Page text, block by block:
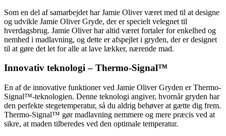
Som en del af samarbejdet har Jamie Oliver været med til at designe
og udvikle Jamie Oliver Gryde, der er specielt velegnet til
hverdagsbrug. Jamie Oliver har altid været fortaler for enkelhed og
nemhed i madlavning, og dette er afspejlet i gryden, der er designet
til at gøre det let for alle at lave lækker, nærende mad.
Innovativ teknologi – Thermo-Signal™
En af de innovative funktioner ved Jamie Oliver Gryden er Thermo-
Signal™-teknologien. Denne teknologi angiver, hvornår gryden har
den perfekte stegetemperatur, så du aldrig behøver at gætte dig frem.
Thermo-Signal™ gør madlavning nemmere og mere præcis ved at
sikre, at maden tilberedes ved den optimale temperatur.